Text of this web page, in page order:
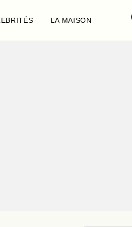
LA MAISON